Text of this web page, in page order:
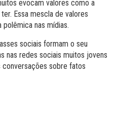
evocam valores como a
Essa mescla de valores
nas mídias.
sociais formam o seu
nas redes sociais muitos jovens
sobre fatos